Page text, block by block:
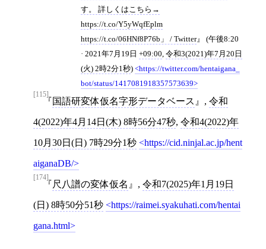
す。 詳しくはこちら→
https://t.co/Y5yWqfEplm
https://t.co/06HNf8P76b」 / Twitter
(午後8:20
· 2021年7月19日 +09:00, 令和3(2021)年7月20日
(火) 2時2分1秒)
https://twitter.com/hentaigana_
bot/status/1417081918357573639
[115]
国語研変体仮名字形データベース , 令和
4(2022)年4月14日(木) 8時56分47秒, 令和4(2022)年
10月30日(日) 7時29分1秒 https://cid.ninjal.ac.jp/hent
aiganaDB/
[174]
尺八譜の変体仮名 , 令和7(2025)年1月19日
(日) 8時50分51秒 https://raimei.syakuhati.com/hentai
gana.html